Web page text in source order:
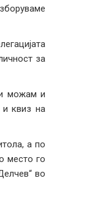
за
можам и
и квиз на
а по
место го
во